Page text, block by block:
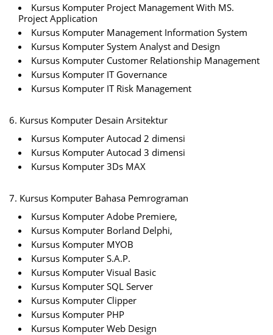
Kursus Komputer Project Management With MS.
Project Application
Kursus Komputer Management Information System
Kursus Komputer System Analyst and Design
Kursus Komputer Customer Relationship Management
Kursus Komputer IT Governance
Kursus Komputer IT Risk Management
6. Kursus Komputer Desain Arsitektur
Kursus Komputer Autocad 2 dimensi
Kursus Komputer Autocad 3 dimensi
Kursus Komputer 3Ds MAX
7. Kursus Komputer Bahasa Pemrograman
Kursus Komputer Adobe Premiere,
Kursus Komputer Borland Delphi,
Kursus Komputer MYOB
Kursus Komputer S.A.P.
Kursus Komputer Visual Basic
Kursus Komputer SQL Server
Kursus Komputer Clipper
Kursus Komputer PHP
Kursus Komputer Web Design